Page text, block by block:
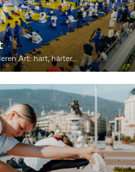
Art: hart, härter...